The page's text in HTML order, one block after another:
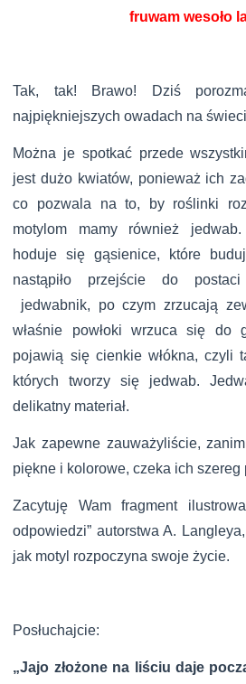
fruwam wesoło
Tak, tak! Brawo! Dziś
najpiękniejszych owadach na
Można je spotkać przede
jest dużo kwiatów, ponieważ ich
co pozwala na to, by roślinki
motylom mamy również
hoduje się gąsienice, które
nastąpiło przejście do
jedwabnik, po czym zrzucają
właśnie powłoki wrzuca się do
pojawią się cienkie włókna, czyli
których tworzy się jedwab.
delikatny materiał.
Jak zapewne zauważyliście,
piękne i kolorowe, czeka ich
Zacytuję Wam fragment
odpowiedzi” autorstwa A.
jak motyl rozpoczyna swoje życie.
Posłuchajcie:
„Jajo złożone na liściu daje